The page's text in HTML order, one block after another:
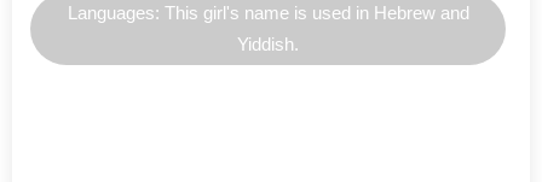
Languages: This girl's name is used in Hebrew and
Yiddish.